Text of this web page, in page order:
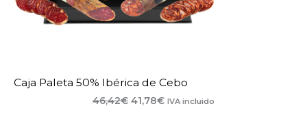
Caja Paleta 50% Ibérica de Cebo
46,42€ El
41,78€ElIVA incluido